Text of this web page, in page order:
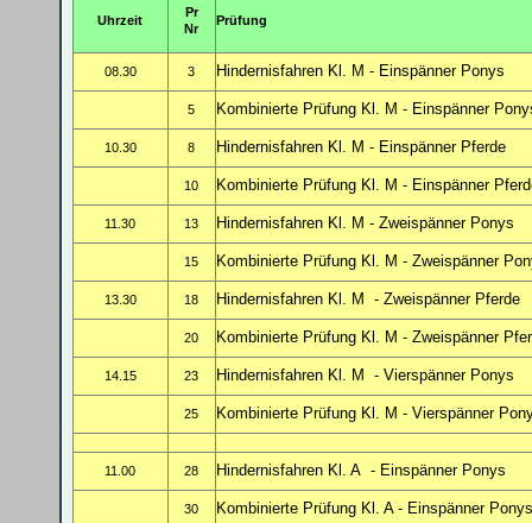
Uhrzeit
Pr
Nr
Prüfung
08.30 3 Hindernisfahren Kl. M - Einspänner Ponys
5 Kombinierte Prüfung Kl. M - Einspänner
10.30 8 Hindernisfahren Kl. M - Einspänner Pferde
10 Kombinierte Prüfung Kl. M - Einspänner
11.30 13 Hindernisfahren Kl. M - Zweispänner Ponys
15 Kombinierte Prüfung Kl. M - Zweispänner
13.30 18 Hindernisfahren Kl. M - Zweispänner Pferde
20 Kombinierte Prüfung Kl. M - Zweispänner
14.15 23 Hindernisfahren Kl. M - Vierspänner Ponys
25 Kombinierte Prüfung Kl. M - Vierspänner
11.00 28 Hindernisfahren Kl. A - Einspänner Ponys
30 Kombinierte Prüfung Kl. A - Einspänner Ponys